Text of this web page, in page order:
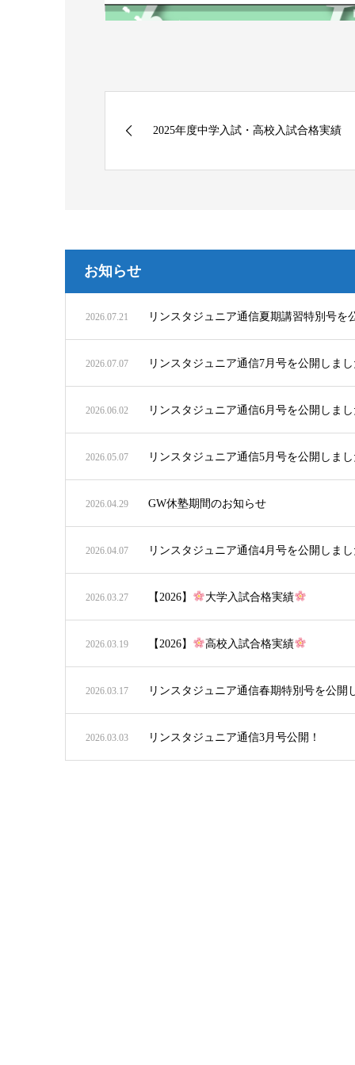
2025年度中学入試・高校入試合格実績
お知らせ
2026.07.21 リンスタジュニア通信夏期講習特別号を
2026.07.07 リンスタジュニア通信7月号を公開しま
2026.06.02 リンスタジュニア通信6月号を公開しま
2026.05.07 リンスタジュニア通信5月号を公開しま
2026.04.29 GW休塾期間のお知らせ
2026.04.07 リンスタジュニア通信4月号を公開しま
2026.03.27 【2026】 大学入試合格実績
2026.03.19 【2026】 高校入試合格実績
2026.03.17 リンスタジュニア通信春期特別号を公開
2026.03.03 リンスタジュニア通信3月号公開！